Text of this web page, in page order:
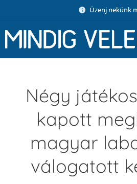
Üzenj nekünk
Négy
kapott
magyar
válogatott